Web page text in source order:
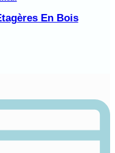
En Bois